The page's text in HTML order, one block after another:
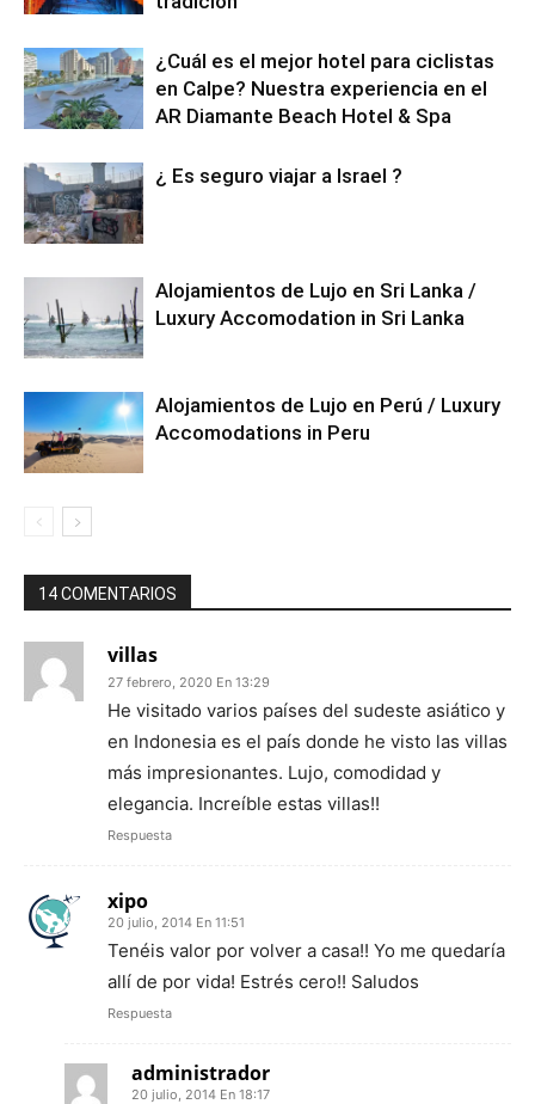
¿Cuál es el mejor hotel para ciclistas
en Calpe? Nuestra experiencia en el
AR Diamante Beach Hotel & Spa
¿ Es seguro viajar a Israel ?
Alojamientos de Lujo en Sri Lanka /
Luxury Accomodation in Sri Lanka
Alojamientos de Lujo en Perú / Luxury
Accomodations in Peru
14 COMENTARIOS
villas
27 febrero, 2020 En 13:29
He visitado varios países del sudeste asiático y
en Indonesia es el país donde he visto las villas
más impresionantes. Lujo, comodidad y
elegancia. Increíble estas villas!!
Respuesta
xipo
20 julio, 2014 En 11:51
Tenéis valor por volver a casa!! Yo me quedaría
allí de por vida! Estrés cero!! Saludos
Respuesta
administrador
20 julio, 2014 En 18:17